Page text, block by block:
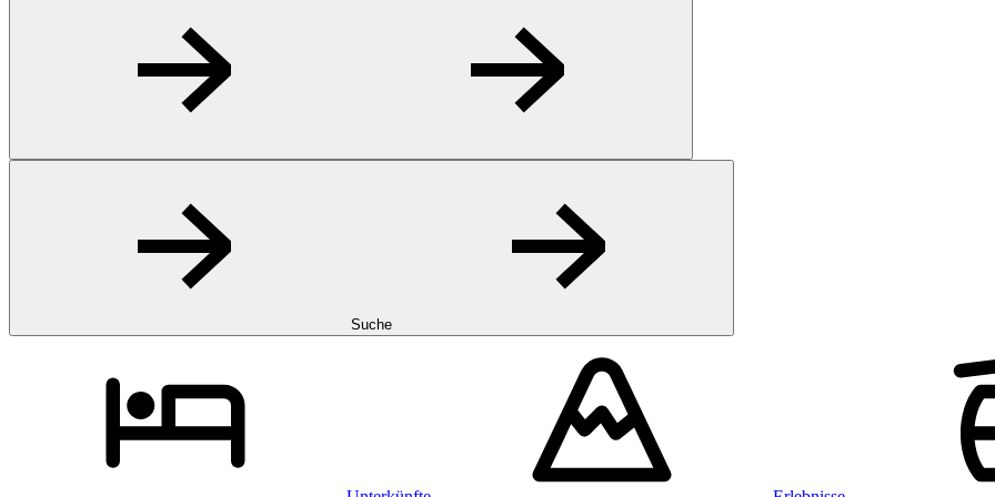
Suche